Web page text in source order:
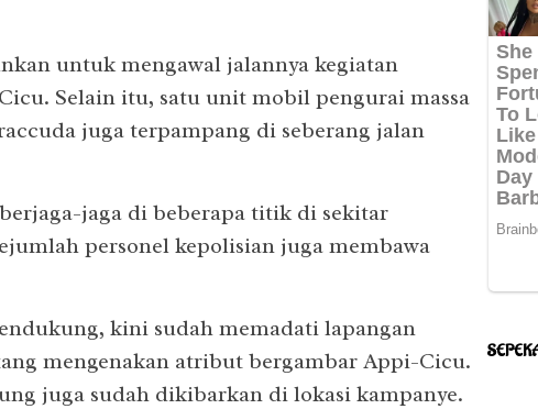
untuk mengawal jalannya kegiatan
Selain itu, satu unit mobil pengurai massa
juga terpampang di seberang jalan
jaga di beberapa titik di sekitar
personel kepolisian juga membawa
kini sudah memadati lapangan
mengenakan atribut bergambar Appi-Cicu.
juga sudah dikibarkan di lokasi kampanye.